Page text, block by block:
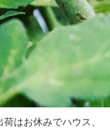
はお休みでハウス、